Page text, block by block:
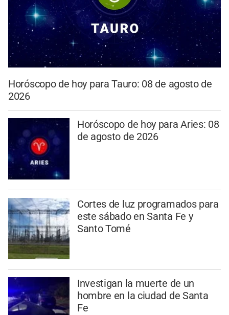
Horóscopo de hoy para Tauro: 08 de agosto de
2026
Horóscopo de hoy para Aries: 08
de agosto de 2026
Cortes de luz programados para
este sábado en Santa Fe y
Santo Tomé
Investigan la muerte de un
hombre en la ciudad de Santa
Fe